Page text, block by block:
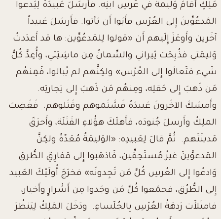
مَلِكٍ أَقامَ وَليمةً في عُرسِ ابنِه. فأَرسَلَ عَبيدَهُ لِيَدعوا
المَدعُوِّينَ إِلى العُرْس فأَبَوا أَن يَأتوا. فأَرسَلَ عَبيداً
آخَرين وأَوعَزَ إِلَيهم أَن «قولوا لِلمَدعُوِّين: ها قد أَعدَدتُ
وَليمَتي فذُبِحَت ثِيراني والسِّمانُ مِن ماشِيَتي، وأُعِدَّ كُلُّ
شَيء فتَعالَوا إِلى العُرْس» ولكِنَّهم لم يُبالوا، فَمِنهُم
مَن ذَهبَ إِلى حَقلِه، ومِنهُم مَن ذَهبَ إِلى تِجارتِه.
وأَمسَكَ الآخَرونَ عَبيدَهُ فَشَتَموهم وقَتَلوهم.
فَغَضِبَ
الملِكُ وأَرسلَ جُنودَه، فأَهلَكَ هؤُلاءِ القَتَلَة، وأَحرَقَ
مَدينَتَهم.
ثُمَّ قالَ لِعَبيدِه: «الوَليمَةُ مُعَدّةٌ ولكِنَّ
المَدعوَّينَ غيرُ مُستَحِقِّين، فَاذهَبوا إِلى مَفارِقِ الطُّرق
وَادعُوا إِلى العُرسِ كُلَّ مَن تَجِدونَه» فخرَجَ أُولَئِكَ العَبيد
إِلى الطُّرُق، فجمَعوا كُلَّ مَن وجَدوا مِن أَشْرارٍ وأَخيار،
فامتَلأَت رَدهَةُ العُرْسِ بِالجُلَساءِ.
ودَخَلَ المَلِكُ لِيَنظُرَ